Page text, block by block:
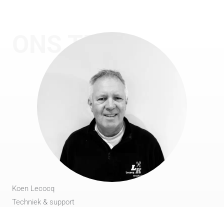
ONS TEAM
Koen Lecocq
Techniek & support